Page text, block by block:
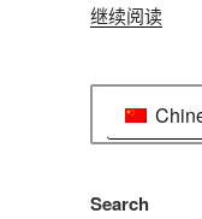
继续阅读“Kali
初
Search